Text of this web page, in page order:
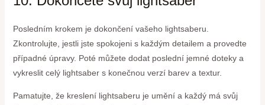
Posledním krokem je dokončení vašeho lightsaberu.
Zkontrolujte, jestli jste spokojeni s každým detailem a provedte
případné úpravy. Poté můžete dodat poslední jemné doteky a
vykreslit celý lightsaber s konečnou verzí barev a textur.
Pamatujte, že kreslení lightsaberu je umění a každý má svůj